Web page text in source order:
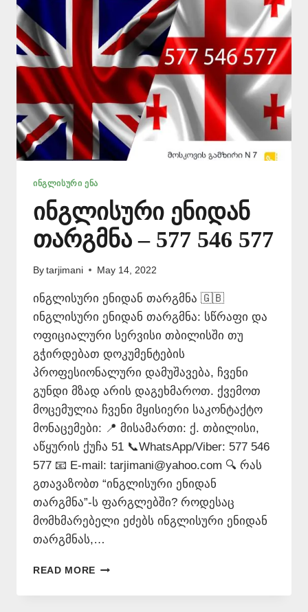
ᲘᲜᲒᲚᲘᲡᲣᲠᲘ ᲔᲜᲐ
ინგლისური ენიდან
თარგმნა – 577 546 577
By tarjimani May 14, 2022
ინგლისური ენიდან თარგმნა 🇬🇧
ინგლისური ენიდან თარგმნა: სწრაფი და
ოფიციალური სერვისი თბილისში თუ
გჭირდებათ დოკუმენტების
პროფესიონალური დამუშავება, ჩვენი
გუნდი მზად არის დაგეხმაროთ. ქვემოთ
მოცემულია ჩვენი მყისიერი საკონტაქტო
მონაცემები: 📍 მისამართი: ქ. თბილისი,
აწყურის ქუჩა 51 📞WhatsApp/Viber: 577 546
577 📧 E-mail: tarjimani@yahoo.com 🔍 რას
გთავაზობთ “ინგლისური ენიდან
თარგმნა”-ს ფარგლებში? როდესაც
მომხმარებელი ეძებს ინგლისური ენიდან
თარგმნას,…
READ MORE ᲘᲜᲒᲚᲘᲡᲣᲠᲘ
ᲗᲐᲠᲒᲛᲜᲐ